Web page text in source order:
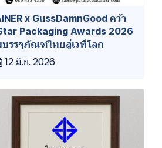
x GussDamnGood คว้า
Packaging Awards 2026
รรจุภัณฑ์ไทยสู่เวทีโลก
12 มิ.ย. 2026